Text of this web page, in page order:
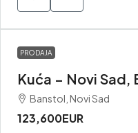
PRODAJA
Kuća – Novi Sad,
Banstol, Novi Sad
123,600EUR